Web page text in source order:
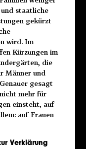
staatliche
gekürzt
wird. Im
Kürzungen im
die
Männer und
gesagt
mehr für
einsteht, auf
auf Frauen
Verklärung